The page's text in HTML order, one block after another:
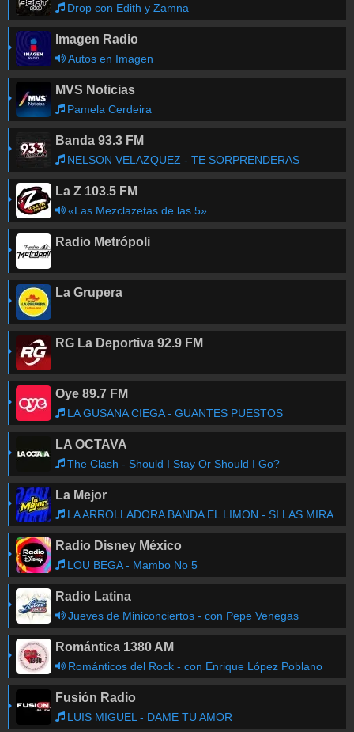
Drop con Edith y Zamna
Imagen Radio
Autos en Imagen
MVS Noticias
Pamela Cerdeira
Banda 93.3 FM
NELSON VELAZQUEZ - TE SORPRENDERAS
La Z 103.5 FM
«Las Mezclazetas de las 5»
Radio Metrópoli
La Grupera
RG La Deportiva 92.9 FM
Oye 89.7 FM
LA GUSANA CIEGA - GUANTES PUESTOS
LA OCTAVA
The Clash - Should I Stay Or Should I Go?
La Mejor
LA ARROLLADORA BANDA EL LIMON - SI LAS MIRADAS MATARAN
Radio Disney México
LOU BEGA - Mambo No 5
Radio Latina
Jueves de Miniconciertos - con Pepe Venegas
Romántica 1380 AM
Románticos del Rock - con Enrique López Poblano
Fusión Radio
LUIS MIGUEL - DAME TU AMOR